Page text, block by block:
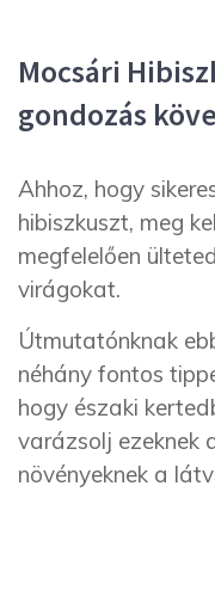
Mocsári
gondozás
Ahhoz, hogy
hibiszkuszt, meg
megfelelően
virágokat.
Útmutatónknak
néhány fontos
hogy északi
varázsolj ezeknek
növényeknek a